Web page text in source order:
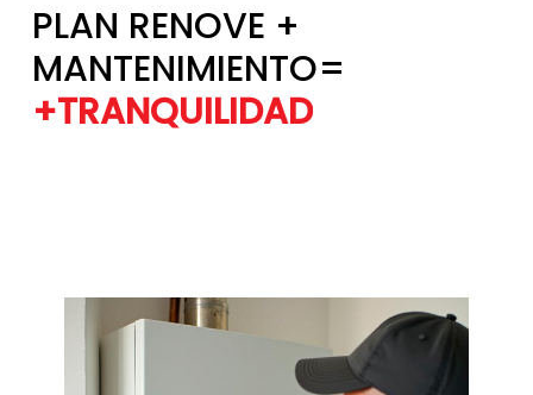
MANTENIMIENTO=
+TRANQUILIDAD
+EFICIENCIA